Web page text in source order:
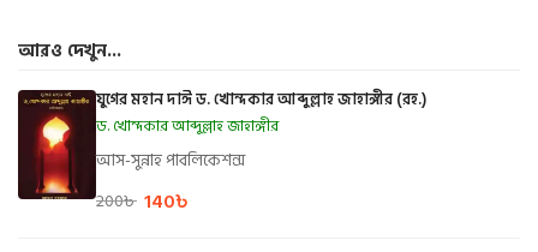
আরও দেখুন...
যুগের মহান দাঈ ড. খোন্দকার আব্দুল্লাহ জাহাঙ্গীর (রহ.)
ড. খোন্দকার আব্দুল্লাহ জাহাঙ্গীর
আস-সুন্নাহ পাবলিকেশন্স
200৳ 140৳